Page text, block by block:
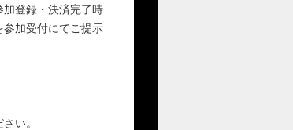
登録・決済完了時
加受付にてご提示
い。